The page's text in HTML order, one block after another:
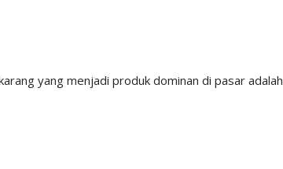
yang menjadi produk dominan di pasar adalah